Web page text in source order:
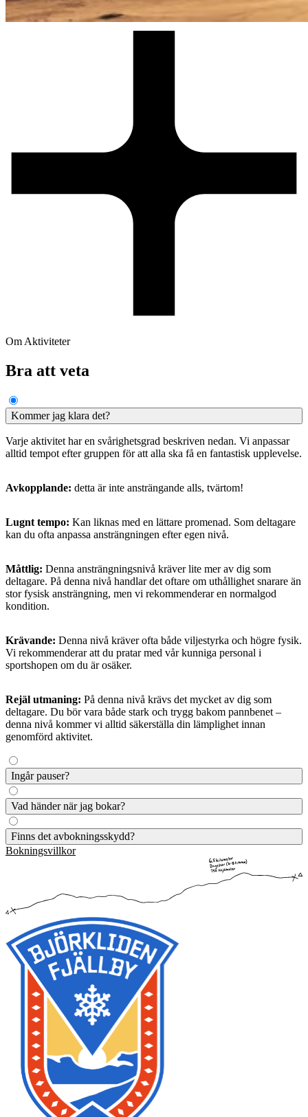
Om Aktiviteter
Bra att veta
Kommer jag klara det?
Varje aktivitet har en svårighetsgrad beskriven nedan. Vi anpassar
alltid tempot efter gruppen för att alla ska få en fantastisk upplevelse.
Avkopplande: detta är inte ansträngande alls, tvärtom!
Lugnt tempo: Kan liknas med en lättare promenad. Som deltagare
kan du ofta anpassa ansträngningen efter egen nivå.
Måttlig: Denna ansträngningsnivå kräver lite mer av dig som
deltagare. På denna nivå handlar det oftare om uthållighet snarare än
stor fysisk ansträngning, men vi rekommenderar en normalgod
kondition.
Krävande: Denna nivå kräver ofta både viljestyrka och högre fysik.
Vi rekommenderar att du pratar med vår kunniga personal i
sportshopen om du är osäker.
Rejäl utmaning: På denna nivå krävs det mycket av dig som
deltagare. Du bör vara både stark och trygg bakom pannbenet –
denna nivå kommer vi alltid säkerställa din lämplighet innan
genomförd aktivitet.
Ingår pauser?
Beroende på aktiviteten ingår pauser eller inte, men vi kan alltid se
till att ta en paus om du behöver.
Vad händer när jag bokar?
När du bokat kommer aktiviteten in i vårt system och du får en
bekräftelse på din bokning. I bokningsbekräftelsen får du mer
information.
Finns det avbokningsskydd?
På våra guidade aktiviteter har vi inget specifikt avbokningsskydd,
men alla aktiviteter som avbokas 29 dagar från datumet för
aktivitetens genomförande ger full återbetalning, fram till 24h innan
genomförande ges 10% återbetalning. Inom 24h eller vid no-show
utgår ingen återbetalning om inget annat angivits som att betalningen
är bindande vid exempelvis specifika kurser.
Bokningsvillkor